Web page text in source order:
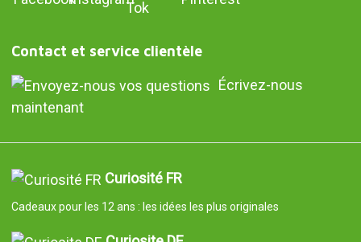
Contact et service clientèle
Écrivez-nous
maintenant
Curiosité FR
Cadeaux pour les 12 ans : les idées les plus originales